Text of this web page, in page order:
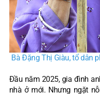
Bà Đặng Thị Giàu, tổ dân
Đầu năm 2025, gia đình
nhà ở mới. Nhưng ngặt